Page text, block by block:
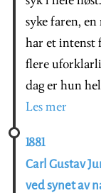
syke faren,
har et intenst
flere
dag er hun
Les mer
1881
Carl Gustav
ved synet av